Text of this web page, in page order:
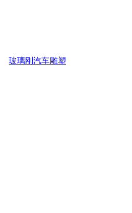
玻璃刚汽车雕塑